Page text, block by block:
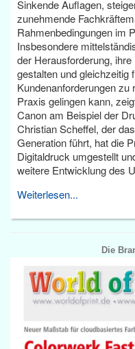
Sinkende Auflagen,
zunehmende
Rahmenbedingungen im
Insbesondere
der Herausforderung,
gestalten und gleichzeitig
Kundenanforderungen zu
Praxis gelingen kann,
Canon am Beispiel der
Christian Scheffel, der
Generation führt, hat die
Digitaldruck umgestellt
weitere Entwicklung des
Weiterlesen...
Die